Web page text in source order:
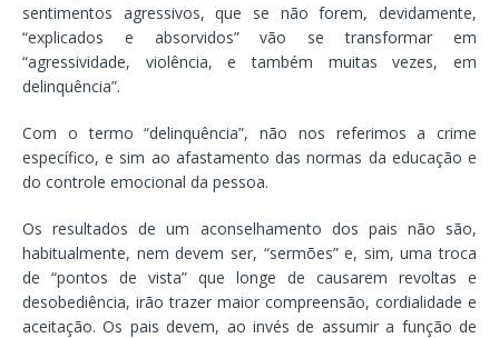
sentimentos agressivos, que se não forem, devidamente,
“explicados e absorvidos” vão se transformar em
“agressividade, violência, e também muitas vezes, em
delinquência”.
Com o termo “delinquência”, não nos referimos a crime
específico, e sim ao afastamento das normas da educação e
do controle emocional da pessoa.
Os resultados de um aconselhamento dos pais não são,
habitualmente, nem devem ser, “sermões” e, sim, uma troca
de “pontos de vista” que longe de causarem revoltas e
desobediência, irão trazer maior compreensão, cordialidade e
aceitação. Os pais devem, ao invés de assumir a função de